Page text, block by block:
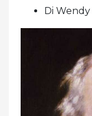
Di Wendy